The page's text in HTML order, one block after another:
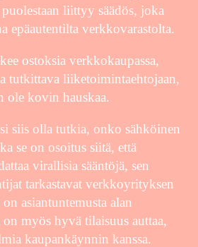
liittyy säädös, joka
epäautentilta verkkovarastolta.
ostoksia verkkokaupassa,
tutkittava liiketoimintaehtojaan,
ole kovin hauskaa.
siis olla tutkia, onko sähköinen
se on osoitus siitä, että
virallisia sääntöjä, sen
tarkastavat verkkoyrityksen
asiantuntemusta alan
on myös hyvä tilaisuus auttaa,
kaupankäynnin kanssa.